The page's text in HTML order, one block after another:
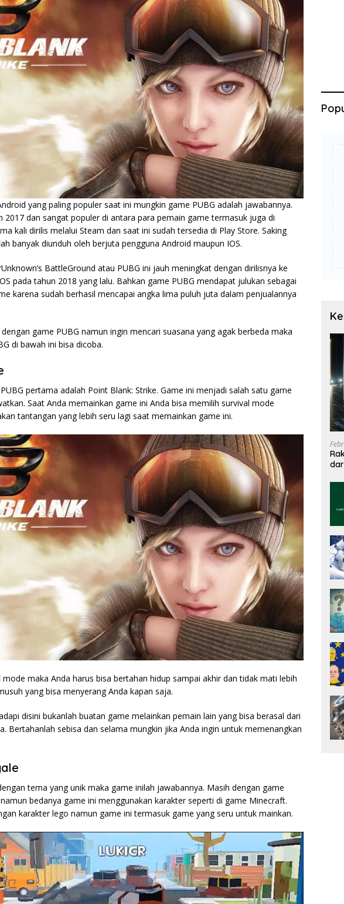
yang paling populer saat ini mungkin game PUBG adalah jawabannya.
2017 dan sangat populer di antara para pemain game termasuk juga di
kali dirilis melalui Steam dan saat ini sudah tersedia di Play Store. Saking
banyak diunduh oleh berjuta pengguna Android maupun IOS.
BattleGround atau PUBG ini jauh meningkat dengan dirilisnya ke
pada tahun 2018 yang lalu. Bahkan game PUBG mendapat julukan sebagai
karena sudah berhasil mencapai angka lima puluh juta dalam penjualannya
game PUBG namun ingin mencari suasana yang agak berbeda maka
di bawah ini bisa dicoba.
pertama adalah Point Blank: Strike. Game ini menjadi salah satu game
Saat Anda memainkan game ini Anda bisa memilih survival mode
tantangan yang lebih seru lagi saat memainkan game ini.
mode maka Anda harus bisa bertahan hidup sampai akhir dan tidak mati lebih
yang bisa menyerang Anda kapan saja.
disini bukanlah buatan game melainkan pemain lain yang bisa berasal dari
Bertahanlah sebisa dan selama mungkin jika Anda ingin untuk memenangkan
tema yang unik maka game inilah jawabannya. Masih dengan game
bedanya game ini menggunakan karakter seperti di game Minecraft.
karakter lego namun game ini termasuk game yang seru untuk mainkan.